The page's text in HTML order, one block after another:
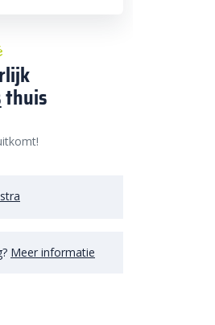
thuis
Meer informatie